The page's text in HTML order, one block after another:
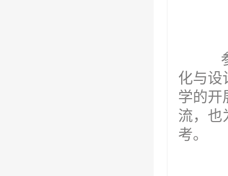
参
化与设
学的开
流，也
考。